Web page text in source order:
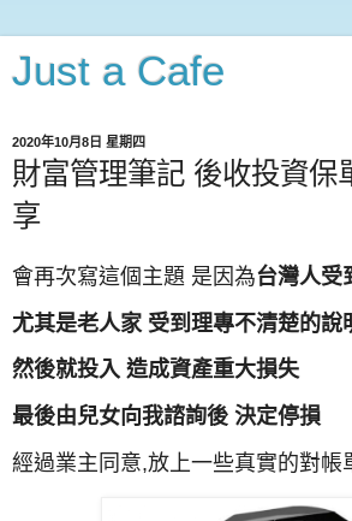
Just a Cafe
2020年10月8日 星期四
財富管理筆記 後收投資保
享
會再次寫這個主題 是因為台灣人受
尤其是老人家 受到理專不清楚的說
然後就投入 造成資產重大損失
最後由兒女向我諮詢後 決定停損
經過業主同意,放上一些真實的對帳